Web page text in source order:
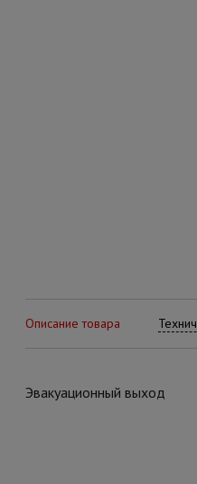
Описание товара
Эвакуационный выход